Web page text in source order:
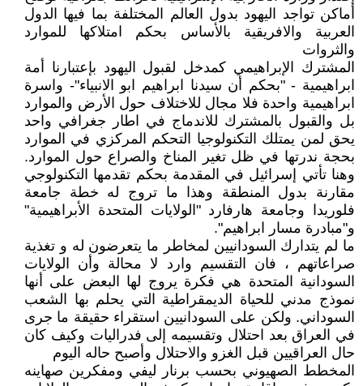
أماكن تواجد اليهود بدول العالم المختلفة بما فيها الدول
العربية والافريقية بالأساس بحكم امتلاكها للموارد
والثروات
المشترك الإبراهيمي كمدخل لقبول اليهود بإعتبارنا أمة
ابراهيمية - "بحكم أن سيدنا ابراهيم ابو الانبياء"- واسرة
ابراهيمية واحدة فلا مجال للاختلاف حول الأرض والموارد
بل والقبول بالمشترك للاندماج في اطار جغرافي واحد
يحق لمن يمتلك التكنولوجيا التحكم المركزي في الموارد
بحجة ندرتها في ظل تغير المناخ والصراع حول الموارد.
وهنا تأتي إسرائيل في المقدمة بحكم تقدمها التكنولوجي
مقارنة بدول المنطقة وهذا ما تروج له خطة جامعة
فلوريدا وجامعة هارفارد "الولايات المتحدة الأبراهيمية"
و"مبادرة مسار ابراهيم".
ما لم يتدارك السودانيين لمخاطر ما يتعرضون له و تغذية
صراعاتهم ، فان التقسيم وارد لا محالة وأن الولايات
السودانية المتحدة هي فكرة يروج لها البعض على أنها
نموذج مدني للحياة الديمقراطية التي يحلم بها الشعب
السوداني. ولكن على السودانيين استقراء حقيقة ما جرى
في العراق بعد احتلال وتقسيمه إلى فدراليات وكيف كان
حال العراقيين قبل الغزو والاحتلال وأصبح حاله اليوم
المخطط الصهيوني بحسب برنار ليفي ومفكرين صهاينه